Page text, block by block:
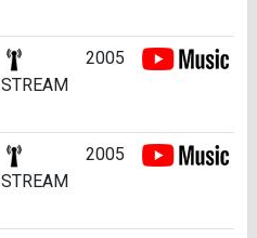
STREAM
2005
STREAM
2005